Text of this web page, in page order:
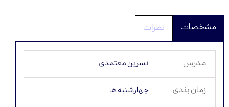
نظرات
مدرس نسرین معتمدی
زمان بندی چهارشنبه ها